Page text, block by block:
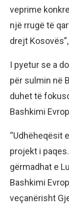
veprime
një rrugë të
drejt
I pyetur se a
për sulmin në
duhet të
Bashkimi
“Udhëheqësit
projekt i
gërmadhat e
Bashkimi
veçanërisht